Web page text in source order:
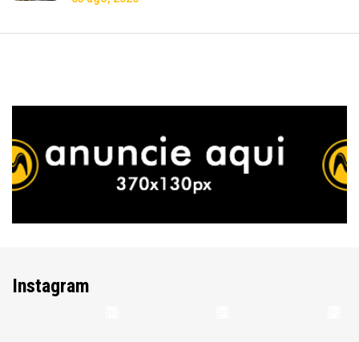
Instagram